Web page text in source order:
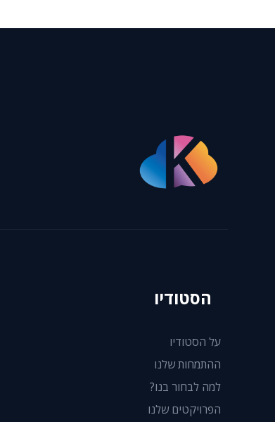
הסטודיו
על הסטודיו
ההתמחות שלנו
למה לבחור בנו?
הפרויקטים שלנו